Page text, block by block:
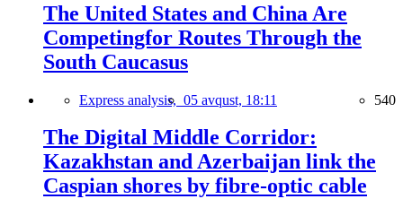
The United States and China Are
Competingfor Routes Through the
South Caucasus
Express analysis, 05 avqust, 18:11 540
The Digital Middle Corridor:
Kazakhstan and Azerbaijan link the
Caspian shores by fibre-optic cable